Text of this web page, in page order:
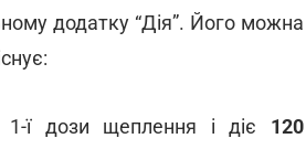
додатку “Дія”. Його можна
ї дози щеплення і діє 120